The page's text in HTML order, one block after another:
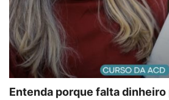
Entenda porque falta